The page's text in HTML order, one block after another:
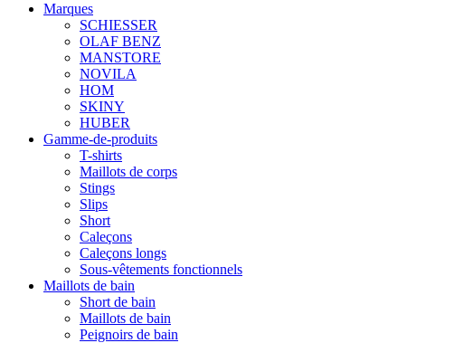
Marques
SCHIESSER
OLAF BENZ
MANSTORE
NOVILA
HOM
SKINY
HUBER
Gamme-de-produits
T-shirts
Maillots de corps
Stings
Slips
Short
Caleçons
Caleçons longs
Sous-vêtements fonctionnels
Maillots de bain
Short de bain
Maillots de bain
Peignoirs de bain